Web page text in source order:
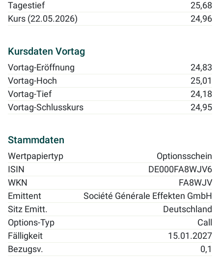
Tagestief
25,68
Kurs (22.05.2026)
24,96
Kursdaten Vortag
Vortag-Eröffnung
24,83
Vortag-Hoch
25,01
Vortag-Tief
24,18
Vortag-Schlusskurs
24,95
Stammdaten
Wertpapiertyp
Optionsschein
ISIN
DE000FA8WJV6
WKN
FA8WJV
Emittent
Société Générale Effekten GmbH
Sitz Emitt.
Deutschland
Options-Typ
Call
Fälligkeit
15.01.2027
Bezugsv.
0,1